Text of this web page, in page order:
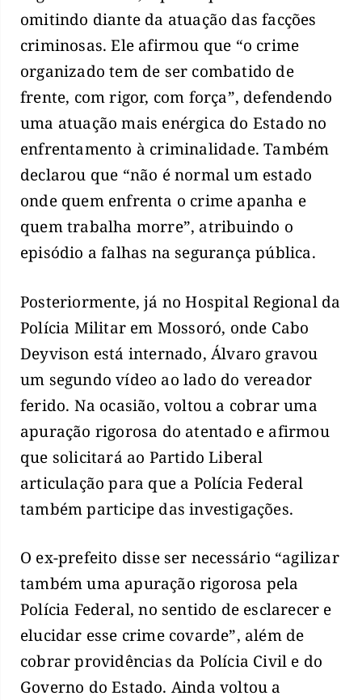
omitindo diante da atuação das facções
criminosas. Ele afirmou que “o crime
organizado tem de ser combatido de
frente, com rigor, com força”, defendendo
uma atuação mais enérgica do Estado no
enfrentamento à criminalidade. Também
declarou que “não é normal um estado
onde quem enfrenta o crime apanha e
quem trabalha morre”, atribuindo o
episódio a falhas na segurança pública.
Posteriormente, já no Hospital Regional da
Polícia Militar em Mossoró, onde Cabo
Deyvison está internado, Álvaro gravou
um segundo vídeo ao lado do vereador
ferido. Na ocasião, voltou a cobrar uma
apuração rigorosa do atentado e afirmou
que solicitará ao Partido Liberal
articulação para que a Polícia Federal
também participe das investigações.
O ex-prefeito disse ser necessário “agilizar
também uma apuração rigorosa pela
Polícia Federal, no sentido de esclarecer e
elucidar esse crime covarde”, além de
cobrar providências da Polícia Civil e do
Governo do Estado. Ainda voltou a